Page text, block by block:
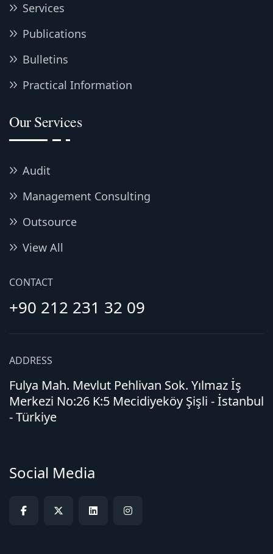
Services
Publications
Bulletins
Practical Information
Our Services
Audit
Management Consulting
Outsource
View All
CONTACT
+90 212 231 32 09
ADDRESS
Fulya Mah. Mevlut Pehlivan Sok. Yılmaz İş
Merkezi No:26 K:5 Mecidiyeköy Şişli - İstanbul
- Türkiye
Social Media